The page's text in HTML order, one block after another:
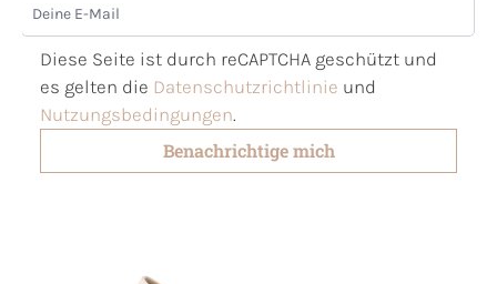
Diese Seite ist durch reCAPTCHA geschützt und
es gelten die Datenschutzrichtlinie und
Nutzungsbedingungen.
Benachrichtige mich